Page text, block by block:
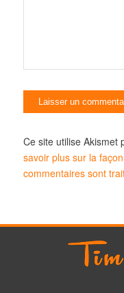
Ce site utilise Akismet
savoir plus sur la
commentaires sont